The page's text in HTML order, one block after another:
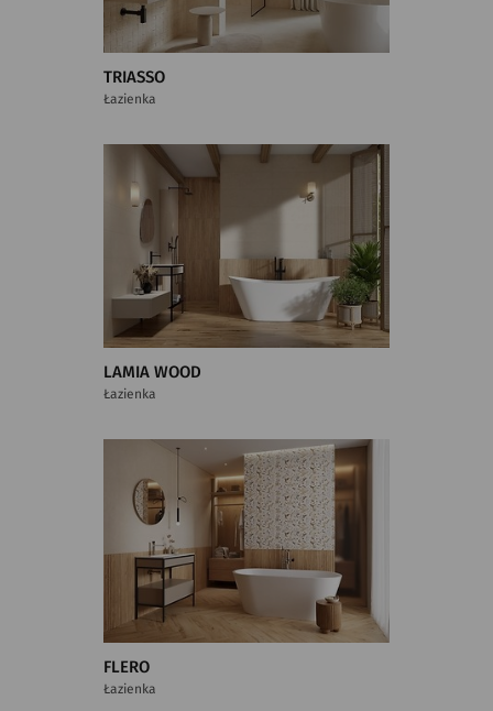
TRIASSO
Łazienka
LAMIA WOOD
Łazienka
FLERO
Łazienka